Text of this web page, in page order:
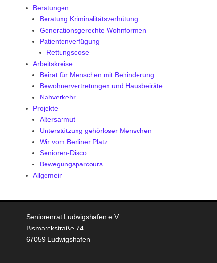
Beratungen
Beratung Kriminalitätsverhütung
Generationsgerechte Wohnformen
Patientenverfügung
Rettungsdose
Arbeitskreise
Beirat für Menschen mit Behinderung
Bewohnervertretungen und Hausbeiräte
Nahverkehr
Projekte
Altersarmut
Unterstützung gehörloser Menschen
Wir vom Berliner Platz
Senioren-Disco
Bewegungsparcours
Allgemein
Seniorenrat Ludwigshafen e.V.
Bismarckstraße 74
67059 Ludwigshafen